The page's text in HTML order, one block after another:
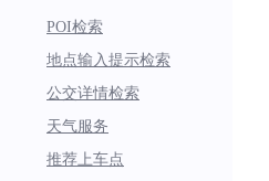
POI检索
地点输入提示检索
公交详情检索
天气服务
推荐上车点